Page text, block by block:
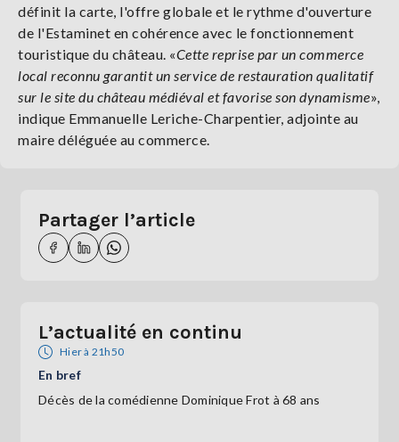
définit la carte, l'offre globale et le rythme d'ouverture
de l'Estaminet en cohérence avec le fonctionnement
touristique du château. «Cette reprise par un commerce
local reconnu garantit un service de restauration qualitatif
sur le site du château médiéval et favorise son dynamisme»,
indique Emmanuelle Leriche-Charpentier, adjointe au
maire déléguée au commerce.
Partager l’article
L’actualité en continu
Hier à 21h50
En bref
Décès de la comédienne Dominique Frot à 68 ans